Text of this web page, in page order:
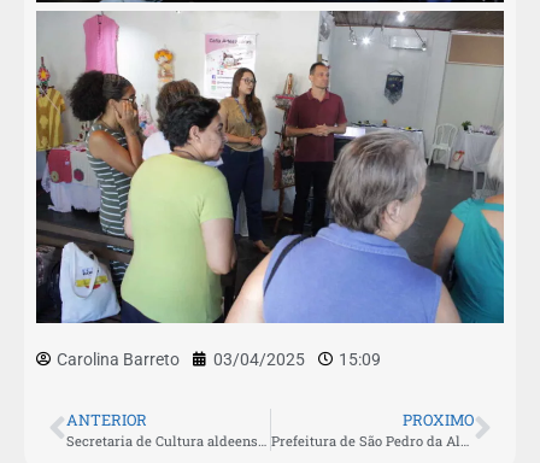
Carolina Barreto 03/04/2025 15:09
ANTERIOR PROXIMO